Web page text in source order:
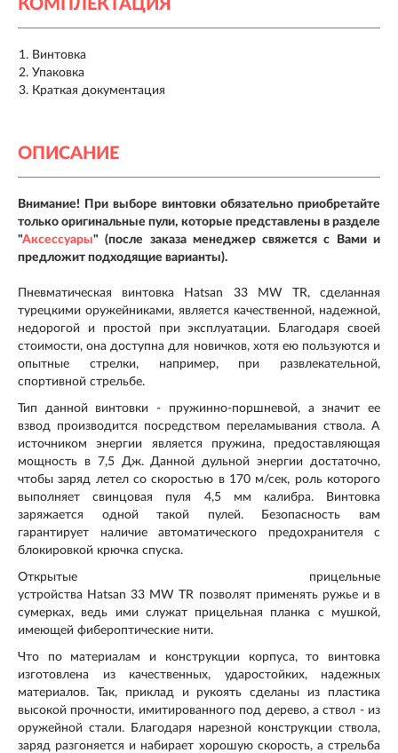
КОМПЛЕКТАЦИЯ
Винтовка
Упаковка
Краткая документация
ОПИСАНИЕ
Внимание! При выборе винтовки обязательно приобретайте
только оригинальные пули, которые представлены в разделе
"Аксессуары" (после заказа менеджер свяжется с Вами и
предложит подходящие варианты).
Пневматическая винтовка Hatsan 33 MW TR, сделанная
турецкими оружейниками, является качественной, надежной,
недорогой и простой при эксплуатации. Благодаря своей
стоимости, она доступна для новичков, хотя ею пользуются и
опытные стрелки, например, при развлекательной,
спортивной стрельбе.
Тип данной винтовки - пружинно-поршневой, а значит ее
взвод производится посредством переламывания ствола. А
источником энергии является пружина, предоставляющая
мощность в 7,5 Дж. Данной дульной энергии достаточно,
чтобы заряд летел со скоростью в 170 м/сек, роль которого
выполняет свинцовая пуля 4,5 мм калибра. Винтовка
заряжается одной такой пулей. Безопасность вам
гарантирует наличие автоматического предохранителя с
блокировкой крючка спуска.
Открытые прицельные
устройства Hatsan 33 MW TR позволят применять ружье и в
сумерках, ведь ими служат прицельная планка с мушкой,
имеющей фибероптические нити.
Что по материалам и конструкции корпуса, то винтовка
изготовлена из качественных, ударостойких, надежных
материалов. Так, приклад и рукоять сделаны из пластика
высокой прочности, имитированного под дерево, а ствол - из
оружейной стали. Благодаря нарезной конструкции ствола,
заряд разгоняется и набирает хорошую скорость, а стрельба